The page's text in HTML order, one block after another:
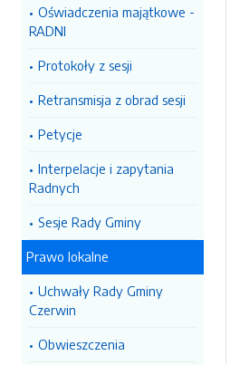
Oświadczenia majątkowe -
RADNI
Protokoły z sesji
Retransmisja z obrad sesji
Petycje
Interpelacje i zapytania
Radnych
Sesje Rady Gminy
Prawo lokalne
Uchwały Rady Gminy
Czerwin
Obwieszczenia